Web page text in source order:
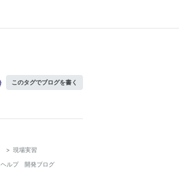
このタグでブログを書く
> 現場実習
ヘルプ
開発ブログ